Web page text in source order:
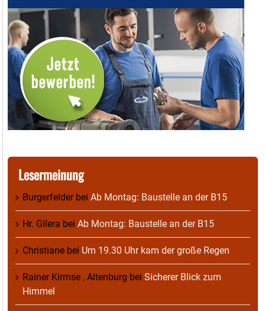
Lesermeinung
Burgerfelderbei Ab Montag: Baustelle an der B15
Hr. Gilera bei Ab Montag: Baustelle an der B15
Christiane bei Um 19.30 Uhr kam der große Regen
Rainer Kirmse , Altenburg bei Sicherer Blick zum
Himmel